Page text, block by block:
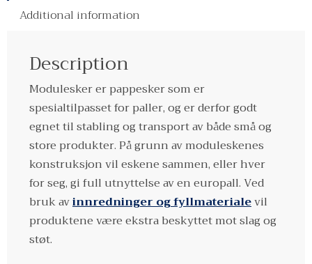
Additional information
Description
Modulesker er pappesker som er
spesialtilpasset for paller, og er derfor godt
egnet til stabling og transport av både små og
store produkter. På grunn av moduleskenes
konstruksjon vil eskene sammen, eller hver
for seg, gi full utnyttelse av en europall. Ved
bruk avinnredninger og fyllmaterialevil
produktene være ekstra beskyttet mot slag og
støt.